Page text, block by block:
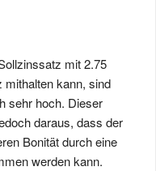
mit 2.75
mithalten kann, sind
sehr hoch. Dieser
daraus, dass der
Bonität durch eine
werden kann.